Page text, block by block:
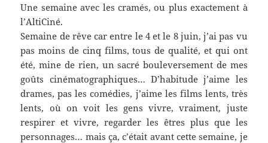
Une semaine avec les cramés, ou plus exactement à
l’AltiCiné.
Semaine de rêve car entre le 4 et le 8 juin, j’ai pas vu
pas moins de cinq films, tous de qualité, et qui ont
été, mine de rien, un sacré bouleversement de mes
goûts cinématographiques… D’habitude j’aime les
drames, pas les comédies, j’aime les films lents, très
lents, où on voit les gens vivre, vraiment, juste
respirer et vivre, regarder les êtres plus que les
personnages… mais ça, c’était avant cette semaine, je